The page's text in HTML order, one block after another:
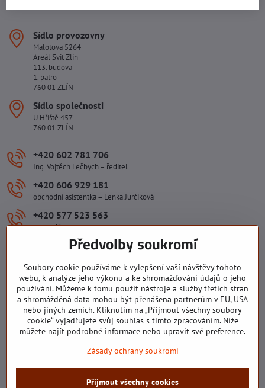
Sídlo provozovny
Malotova 5264
Areál Svit Zlín
113. budova
1. patro
760 01 ZLÍN
Sídlo společnosti
U Hřiště 457
760 01 ZLÍN
+420 602 781 706
Ing. Vojtěch Lečbych – ředitel
+420 606 929 181
obchodní asistentka – Lenka Jurčíková
+420 577 523 563
kancelář
ivlecbych​@seznam​.cz
Důležité odkazy
Všechny texty, obrázky a fotografie jsou majetkem společnosti Ing.
Vojtěch Lečbych - IVL. Kopírovat obsah těchto stránek můžete jen se
©2026Copyright
Předvolby soukromí
Soubory cookie používáme k vylepšení vaší návštěvy tohoto
webu, k analýze jeho výkonu a ke shromažďování údajů o jeho
používání. Můžeme k tomu použít nástroje a služby třetích stran
a shromážděná data mohou být přenášena partnerům v EU, USA
nebo jiných zemích. Kliknutím na „Přijmout všechny soubory
cookie“ vyjadřujete svůj souhlas s tímto zpracováním. Níže
můžete najít podrobné informace nebo upravit své preference.
Zásady ochrany soukromí
Přijmout všechny cookies